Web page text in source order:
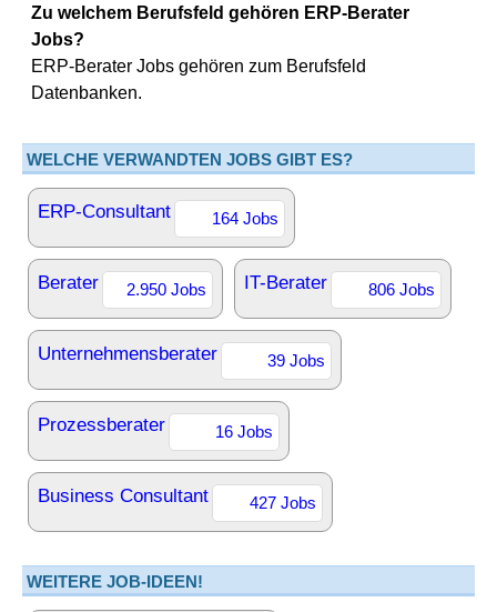
Zu welchem Berufsfeld gehören ERP-Berater
Jobs?
ERP-Berater Jobs gehören zum Berufsfeld
Datenbanken.
WELCHE VERWANDTEN JOBS GIBT ES?
ERP-Consultant 164 Jobs
Berater 2.950 Jobs IT-Berater 806 Jobs
Unternehmensberater 39 Jobs
Prozessberater 16 Jobs
Business Consultant 427 Jobs
WEITERE JOB-IDEEN!